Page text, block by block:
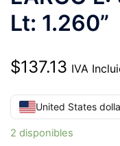
Lt: 1.260”
$137.13 IVA
United States
2 disponibles